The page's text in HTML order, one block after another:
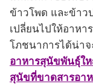
ข้าวโพด และข้าว
เปลี่ยนไปให้อาหา
โภชนาการได้น่าจ
อาหารสุนัขพันธุ์ใ
สุนัขที่ขาดสารอา